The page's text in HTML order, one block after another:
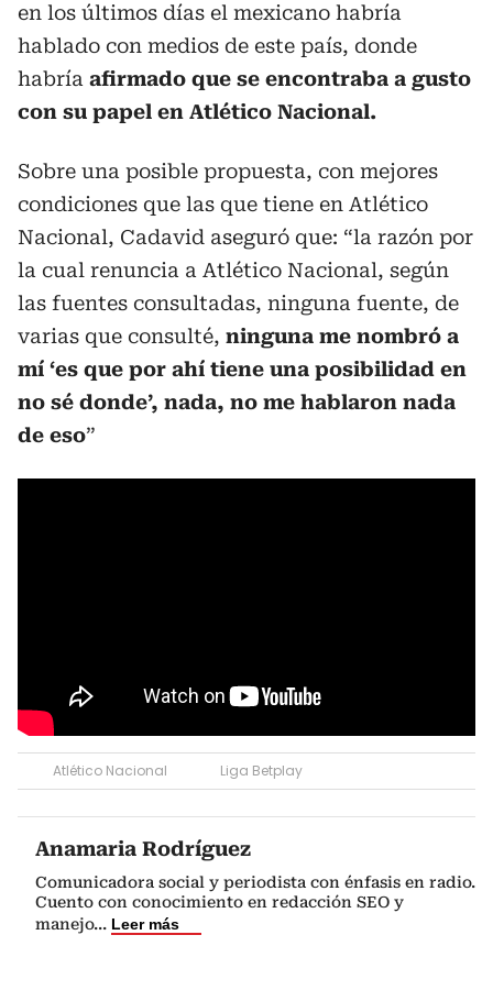
en los últimos días el mexicano habría
hablado con medios de este país, donde
habría afirmado que se encontraba a gusto
con su papel en Atlético Nacional.
Sobre una posible propuesta, con mejores
condiciones que las que tiene en Atlético
Nacional, Cadavid aseguró que: “la razón por
la cual renuncia a Atlético Nacional, según
las fuentes consultadas, ninguna fuente, de
varias que consulté, ninguna me nombró a
mí ‘es que por ahí tiene una posibilidad en
no sé donde’, nada, no me hablaron nada
de eso”
Atlético Nacional Liga Betplay
Anamaria Rodríguez
Comunicadora social y periodista con énfasis en radio.
Cuento con conocimiento en redacción SEO y
manejo... Leer más